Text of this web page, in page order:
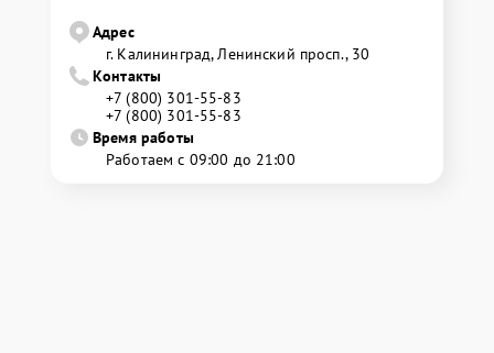
Адрес
г. Калининград, Ленинский просп., 30
Контакты
+7 (800) 301-55-83
+7 (800) 301-55-83
Время работы
Работаем с 09:00 до 21:00